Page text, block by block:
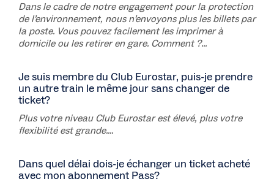
Dans le cadre de notre engagement pour la protection
de l’environnement, nous n’envoyons plus les billets par
la poste. Vous pouvez facilement les imprimer à
domicile ou les retirer en gare. Comment ?...
Je suis membre du Club Eurostar, puis-je prendre
un autre train le même jour sans changer de
ticket?
Plus votre niveau Club Eurostar est élevé, plus votre
flexibilité est grande....
Dans quel délai dois-je échanger un ticket acheté
avec mon abonnement Pass?